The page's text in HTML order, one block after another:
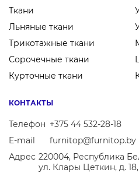
Ткани
Льняные ткани
Трикотажные ткани
Сорочечные ткани
Курточные ткани
КОНТАКТЫ
Телефон +375 44 532-28-18
E-mail
furnitop@furnitop.by
Адрес 220004, Республика
ул. Клары Цеткин, д.